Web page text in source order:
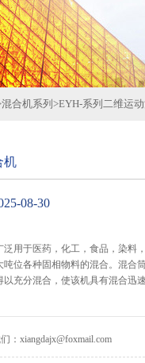
混合机系列 >EYH-系列二维运
机
08-30
泛用于医药，化工，食品，染料
吨位各种固相物料的混合。混合
以充分混合，使该机具有混合迅
：xiangdajx@foxmail.com